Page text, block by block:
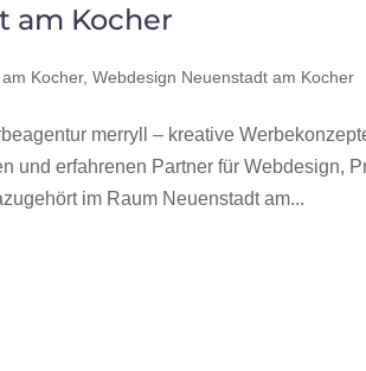
am Kocher
Kocher,Webdesign Neuenstadt am Kocher
merryll – kreative
und erfahrenen Partner für Webdesign,
im Raum Neuenstadt am...